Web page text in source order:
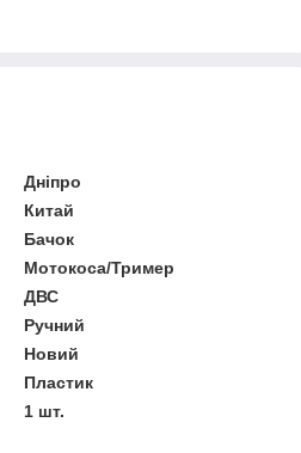
Дніпро
Китай
Бачок
Мотокоса/Тример
ДВС
Ручний
Новий
Пластик
1 шт.